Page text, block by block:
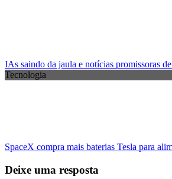
IAs saindo da jaula e notícias promissoras
Tecnologia
SpaceX compra mais baterias Tesla para
Deixe uma resposta